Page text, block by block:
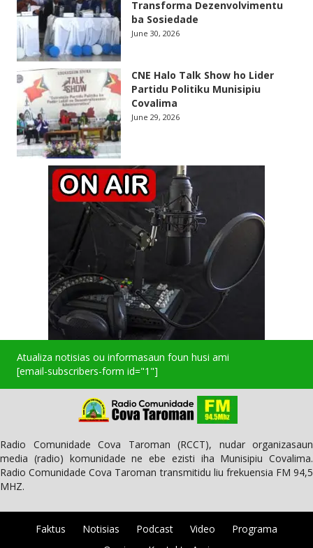
Transforma Dezenvolvimentu
ba Sosiedade
June 30, 2026
CNE Halo Talk Show ho Lider
Partidu Politiku Munisipiu
Covalima
June 29, 2026
Atualiza notisias ou informasaun foun husi ami
[email-subscribers-form id="1"]
Radio Comunidade Cova Taroman (RCCT), nudar organizasaun
media (radio) komunidade ne ebe ezisti iha Munisipiu Covalima.
Radio Comunidade Cova Taroman transmitidu liu frekuensia FM 94,5
MHZ.
Faktus Notisias Podcast Video
Programa